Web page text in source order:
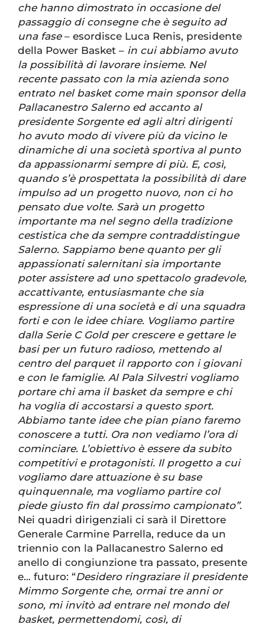
che hanno dimostrato in occasione del
passaggio di consegne che è seguito ad
una fase– esordisce Luca Renis, presidente
della Power Basket – in cui abbiamo avuto
la possibilità di lavorare insieme. Nel
recente passato con la mia azienda sono
entrato nel basket come main sponsor della
Pallacanestro Salerno ed accanto al
presidente Sorgente ed agli altri dirigenti
ho avuto modo di vivere più da vicino le
dinamiche di una società sportiva al punto
da appassionarmi sempre di più. E, così,
quando s’è prospettata la possibilità di dare
impulso ad un progetto nuovo, non ci ho
pensato due volte. Sarà un progetto
importante ma nel segno della tradizione
cestistica che da sempre contraddistingue
Salerno. Sappiamo bene quanto per gli
appassionati salernitani sia importante
poter assistere ad uno spettacolo gradevole,
accattivante, entusiasmante che sia
espressione di una società e di una squadra
forti e con le idee chiare. Vogliamo partire
dalla Serie C Gold per crescere e gettare le
basi per un futuro radioso, mettendo al
centro del parquet il rapporto con i giovani
e con le famiglie. Al Pala Silvestri vogliamo
portare chi ama il basket da sempre e chi
ha voglia di accostarsi a questo sport.
Abbiamo tante idee che pian piano faremo
conoscere a tutti. Ora non vediamo l’ora di
cominciare. L’obiettivo è essere da subito
competitivi e protagonisti. Il progetto a cui
vogliamo dare attuazione è su base
quinquennale, ma vogliamo partire col
piede giusto fin dal prossimo campionato”.
Nei quadri dirigenziali ci sarà il Direttore
Generale Carmine Parrella, reduce da un
triennio con la Pallacanestro Salerno ed
anello di congiunzione tra passato, presente
e… futuro: “Desidero ringraziare il presidente
Mimmo Sorgente che, ormai tre anni or
sono, mi invitò ad entrare nel mondo del
basket, permettendomi, così, di